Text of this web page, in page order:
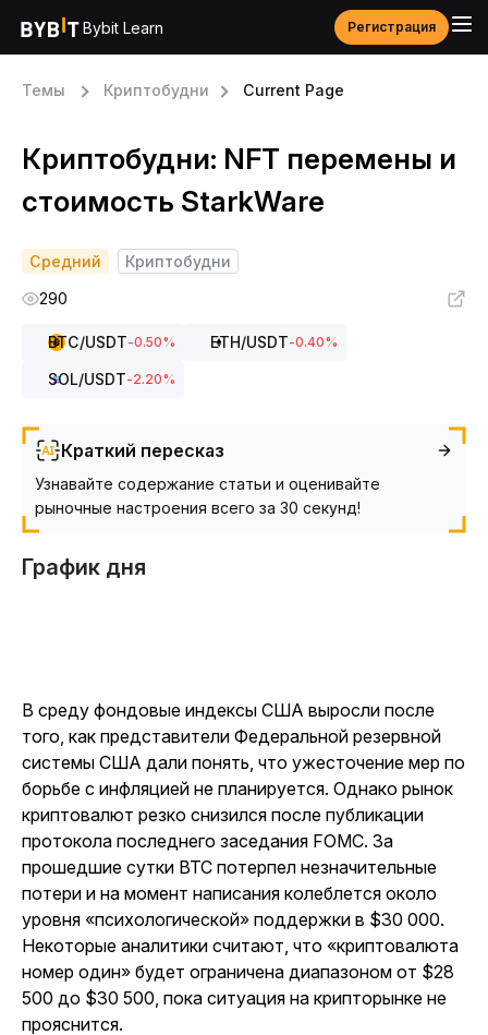
Bybit Learn Регистрация
Темы Криптобудни Current Page
Криптобудни: NFT перемены и
стоимость StarkWare
Средний
Криптобудни
290
BTC/USDT-0.50% ETH/USDT-0.40%
SOL/USDT-2.20%
Краткий пересказ
Узнавайте содержание статьи и оценивайте
рыночные настроения всего за 30 секунд!
График дня
В среду фондовые индексы США выросли после
того, как представители Федеральной резервной
системы США дали понять, что ужесточение мер по
борьбе с инфляцией не планируется. Однако рынок
криптовалют резко снизился после публикации
протокола последнего заседания FOMC. За
прошедшие сутки BTC потерпел незначительные
потери и на момент написания колеблется около
уровня «психологической» поддержки в $30 000.
Некоторые аналитики считают, что «криптовалюта
номер один» будет ограничена диапазоном от $28
500 до $30 500, пока ситуация на крипторынке не
прояснится.